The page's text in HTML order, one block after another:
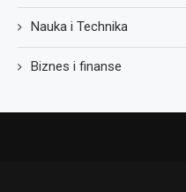
Nauka i Technika
Biznes i finanse